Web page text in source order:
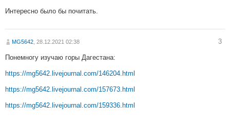
Интересно было бы почитать.
MG5642 , 28.12.2021 02:38 3
Понемногу изучаю горы Дагестана:
https://mg5642.livejournal.com/146204.html
https://mg5642.livejournal.com/157673.html
https://mg5642.livejournal.com/159336.html